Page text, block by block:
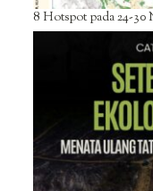
8 Hotspot pada 24-30